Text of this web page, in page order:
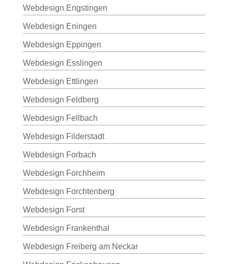
Webdesign Engstingen
Webdesign Eningen
Webdesign Eppingen
Webdesign Esslingen
Webdesign Ettlingen
Webdesign Feldberg
Webdesign Fellbach
Webdesign Filderstadt
Webdesign Forbach
Webdesign Forchheim
Webdesign Forchtenberg
Webdesign Forst
Webdesign Frankenthal
Webdesign Freiberg am Neckar